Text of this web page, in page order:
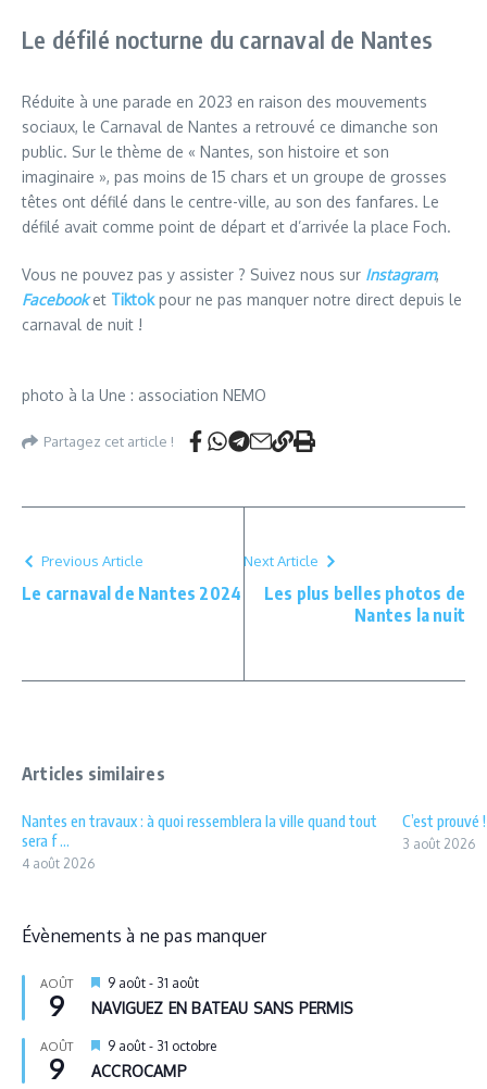
Le défilé nocturne du carnaval de Nantes
Réduite à une parade en 2023 en raison des mouvements
sociaux, le Carnaval de Nantes a retrouvé ce dimanche son
public. Sur le thème de « Nantes, son histoire et son
imaginaire », pas moins de 15 chars et un groupe de grosses
têtes ont défilé dans le centre-ville, au son des fanfares. Le
défilé avait comme point de départ et d’arrivée la place Foch.
Vous ne pouvez pas y assister ? Suivez nous sur Instagram,
Facebooket Tiktokpour ne pas manquer notre direct depuis le
carnaval de nuit !
photo à la Une : association NEMO
Partagez cet article !
Previous Article
Le carnaval de Nantes 2024
Next Article
Les plus belles photos de
Nantes la nuit
Articles similaires
Nantes en travaux : à quoi ressemblera la ville quand tout
sera f ...
4 août 2026
C’est
3 août 2026
Évènements à ne pas manquer
AOÛT
9
Mis
en
avant
9 août - 31 août
NAVIGUEZ EN BATEAU SANS PERMIS
AOÛT
9
Mis
en
avant
9 août - 31 octobre
ACCROCAMP